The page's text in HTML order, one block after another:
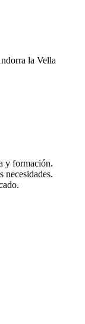
la Vella
y formación.
necesidades.